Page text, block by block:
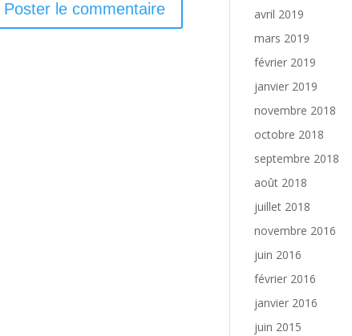
avril 2019
mars 2019
février 2019
janvier 2019
novembre 2018
octobre 2018
septembre 2018
août 2018
juillet 2018
novembre 2016
juin 2016
février 2016
janvier 2016
juin 2015